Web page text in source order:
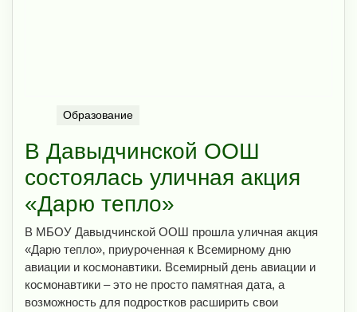
Образование
В Давыдчинской ООШ
состоялась уличная акция
«Дарю тепло»
В МБОУ Давыдчинской ООШ прошла уличная акция
«Дарю тепло», приуроченная к Всемирному дню
авиации и космонавтики. Всемирный день авиации и
космонавтики – это не просто памятная дата, а
возможность для подростков расширить свои